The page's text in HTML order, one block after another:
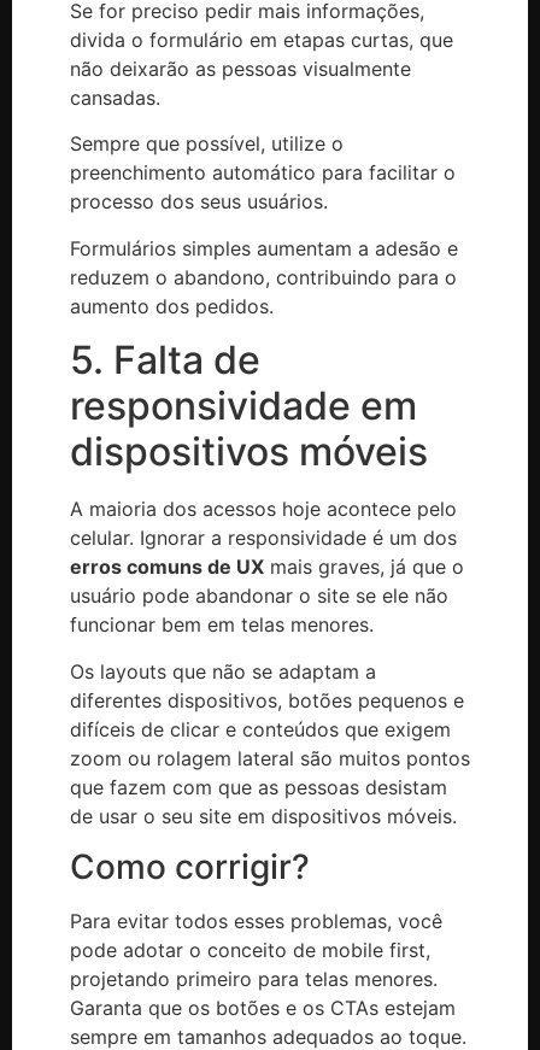
Se for preciso pedir mais informações,
divida o formulário em etapas curtas, que
não deixarão as pessoas visualmente
cansadas.
Sempre que possível, utilize o
preenchimento automático para facilitar o
processo dos seus usuários.
Formulários simples aumentam a adesão e
reduzem o abandono, contribuindo para o
aumento dos pedidos.
5. Falta de
responsividade em
dispositivos móveis
A maioria dos acessos hoje acontece pelo
celular. Ignorar a responsividade é um dos
erros comuns de UX mais graves, já que o
usuário pode abandonar o site se ele não
funcionar bem em telas menores.
Os layouts que não se adaptam a
diferentes dispositivos, botões pequenos e
difíceis de clicar e conteúdos que exigem
zoom ou rolagem lateral são muitos pontos
que fazem com que as pessoas desistam
de usar o seu site em dispositivos móveis.
Como corrigir?
Para evitar todos esses problemas, você
pode adotar o conceito de mobile first,
projetando primeiro para telas menores.
Garanta que os botões e os CTAs estejam
sempre em tamanhos adequados ao toque.